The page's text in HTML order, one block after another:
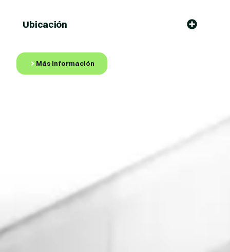
Ubicación
Más Información